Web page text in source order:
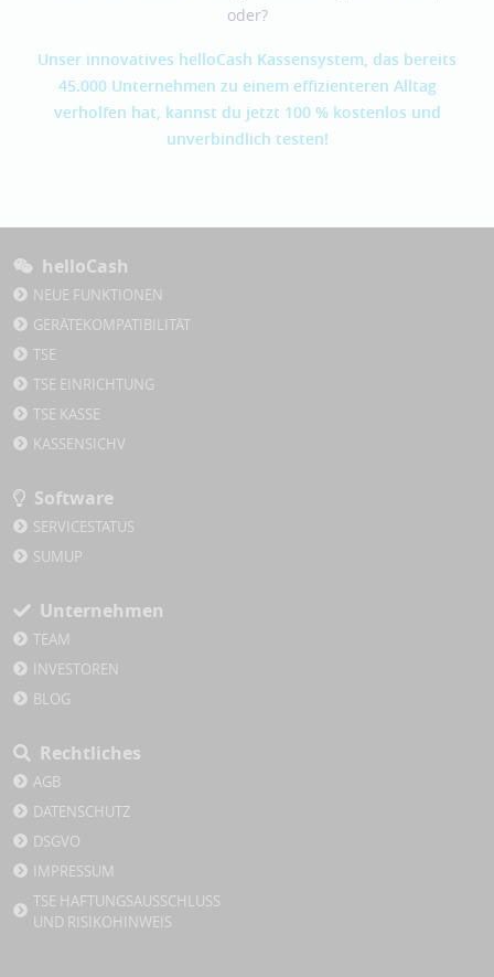
oder?
Unser innovatives helloCash Kassensystem, das bereits
45.000 Unternehmen zu einem effizienteren Alltag
verholfen hat, kannst du jetzt 100 % kostenlos und
unverbindlich testen!
helloCash
NEUE FUNKTIONEN
GERÄTEKOMPATIBILITÄT
TSE
TSE EINRICHTUNG
TSE KASSE
KASSENSICHV
Software
SERVICESTATUS
SUMUP
Unternehmen
TEAM
INVESTOREN
BLOG
Rechtliches
AGB
DATENSCHUTZ
DSGVO
IMPRESSUM
TSE HAFTUNGSAUSSCHLUSS
UND RISIKOHINWEIS